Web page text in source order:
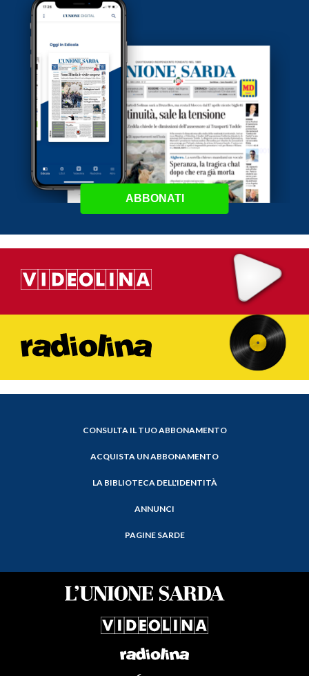
ABBONATI
CONSULTA IL TUO ABBONAMENTO
ACQUISTA UN ABBONAMENTO
LA BIBLIOTECA DELL'IDENTITÀ
ANNUNCI
PAGINE SARDE